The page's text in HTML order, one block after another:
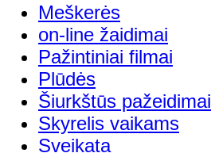
Meškerės
on-line žaidimai
Pažintiniai filmai
Plūdės
Šiurkštūs pažeidimai
Skyrelis vaikams
Sveikata